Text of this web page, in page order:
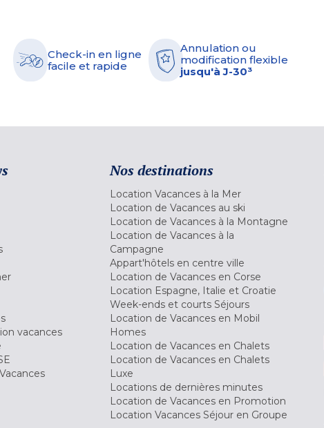
Check-in en ligne
facile et rapide
Annulation ou
modification flexible
jusqu'à J-30³
vacances
Nos destinations
Location Vacances à la Mer
Location de Vacances au ski
Location de Vacances à la Montagne
Location de Vacances à la
Campagne
Appart'hôtels en centre ville
Location de Vacances en Corse
Location Espagne, Italie et Croatie
Week-ends et courts Séjours
Location de Vacances en Mobil
Homes
Location de Vacances en Chalets
Location de Vacances en Chalets
Luxe
Locations de dernières minutes
Location de Vacances en Promotion
Location Vacances Séjour en Groupe